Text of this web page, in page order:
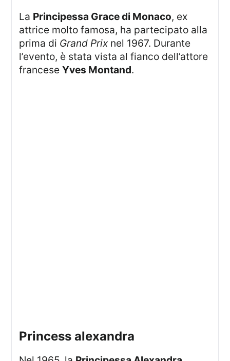
La Principessa Grace di Monaco, ex
attrice molto famosa, ha partecipato alla
prima di Grand Prixnel 1967. Durante
l’evento, è stata vista al fianco dell’attore
franceseYves Montand.
princess alexandra